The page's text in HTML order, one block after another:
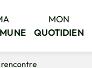
MON
QUOTIDIEN
rencontre